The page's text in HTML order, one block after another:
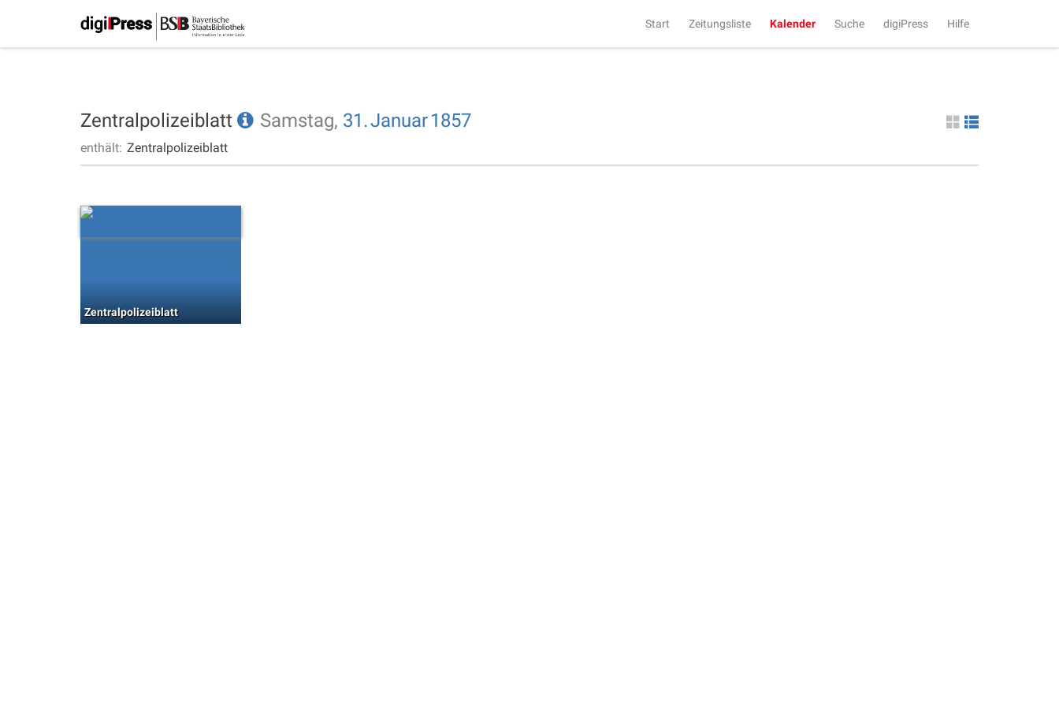
Start Zeitungsliste Kalender Suche digiPress Hilfe
Zentralpolizeiblatt Samstag, 31.Januar1857
enthält: Zentralpolizeiblatt
Zentralpolizeiblatt